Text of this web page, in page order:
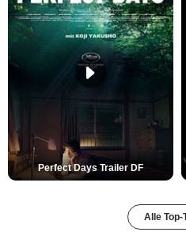
Perfect Days Trailer DF
Alle Top-